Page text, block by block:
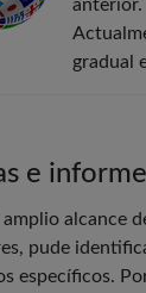
anterior.
gradual
e
alcance
pude
específicos.